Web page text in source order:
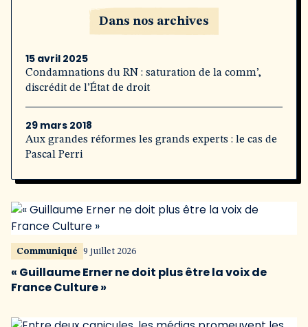
Dans nos archives
15 avril 2025
Condamnations du RN : saturation de la comm’,
discrédit de l’État de droit
29 mars 2018
Aux grandes réformes les grands experts : le cas de
Pascal Perri
Communiqué 9 juillet 2026
« Guillaume Erner ne doit plus être la voix de
France Culture »